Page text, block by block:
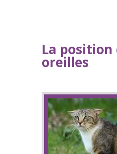
La position
oreilles